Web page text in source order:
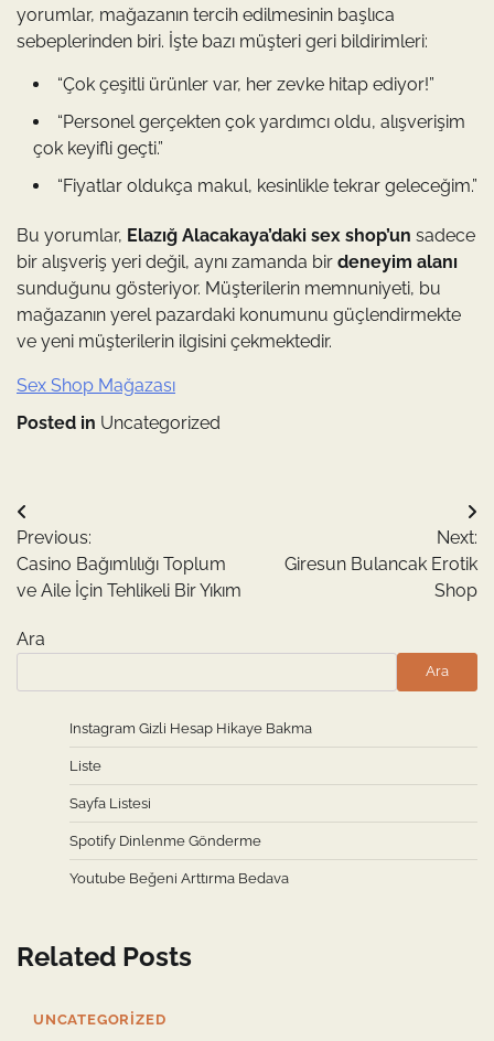
yorumlar, mağazanın tercih edilmesinin başlıca
sebeplerinden biri. İşte bazı müşteri geri bildirimleri:
“Çok çeşitli ürünler var, her zevke hitap ediyor!”
“Personel gerçekten çok yardımcı oldu, alışverişim
çok keyifli geçti.”
“Fiyatlar oldukça makul, kesinlikle tekrar geleceğim.”
Bu yorumlar, Elazığ Alacakaya’daki sex shop’un sadece
bir alışveriş yeri değil, aynı zamanda bir deneyim alanı
sunduğunu gösteriyor. Müşterilerin memnuniyeti, bu
mağazanın yerel pazardaki konumunu güçlendirmekte
ve yeni müşterilerin ilgisini çekmektedir.
Sex Shop Mağazası
Posted in Uncategorized
Yazı
gezinmesi
Previous:
Casino Bağımlılığı Toplum
ve Aile İçin Tehlikeli Bir Yıkım
Next:
Giresun Bulancak Erotik
Shop
Ara
Ara
Instagram Gizli Hesap Hikaye Bakma
Liste
Sayfa Listesi
Spotify Dinlenme Gönderme
Youtube Beğeni Arttırma Bedava
Related Posts
UNCATEGORIZED